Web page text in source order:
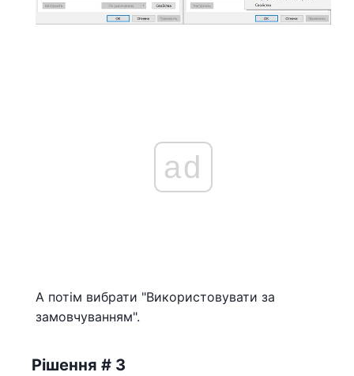
ad
А потім вибрати "Використовувати за
замовчуванням".
Рішення # 3